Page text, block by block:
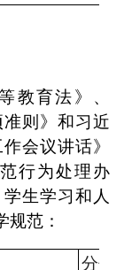
教育法》、
准则 》和习近
作会议讲话》
行为处理办
学生学习和人
规范 ：
分值